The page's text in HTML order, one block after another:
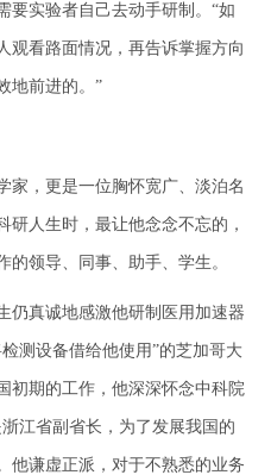
要实验者自己去动手研制。“如
观看路面情况，再告诉掌握方向
地前进的。”
，更是一位胸怀宽广、淡泊名
研人生时，最让他念念不忘的，
领导、同事、助手、学生。
真诚地感激他研制医用加速器
测设备借给他使用”的芝加哥大
初期的工作，他深深怀念中科院
江省副省长，为了发展我国的
他谦虚正派，对于不熟悉的业务